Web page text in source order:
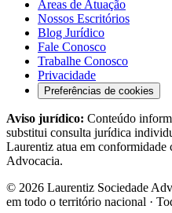
Áreas de Atuação
Nossos Escritórios
Blog Jurídico
Fale Conosco
Trabalhe Conosco
Privacidade
Preferências de cookies
Aviso jurídico: Conteúdo
substitui consulta jurídica
Laurentiz atua em conformidade
Advocacia.
© 2026 Laurentiz Sociedade
em todo o território nacional ·